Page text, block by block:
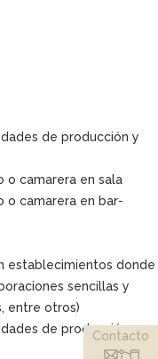
de producción y
o camarera en sala
o camarera en bar-
establecimientos donde
sencillas y
entre otros)
de producción y
Contacto